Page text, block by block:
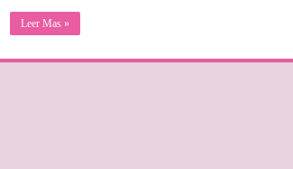
Leer Mas »